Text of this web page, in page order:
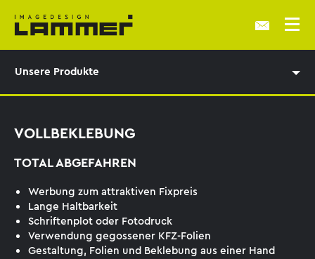
Unsere Produkte
VOLLBEKLEBUNG
TOTAL ABGEFAHREN
Werbung zum attraktiven Fixpreis
Lange Haltbarkeit
Schriftenplot oder Fotodruck
Verwendung gegossener KFZ-Folien
Gestaltung, Folien und Beklebung aus einer Hand